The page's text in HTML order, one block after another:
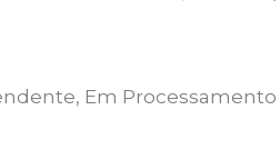
Em Processamento